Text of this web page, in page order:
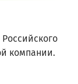
компании.